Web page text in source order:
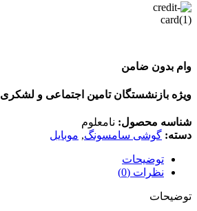
وام بدون ضامن
ویژه بازنشستگان تامین اجتماعی و لشکری
شناسه محصول: نامعلوم
دسته: گوشی سامسونگ, موبایل
توضیحات
نظرات (0)
توضیحات